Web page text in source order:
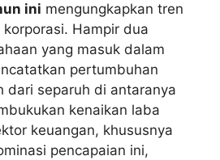
ini mengungkapkan tren
Hampir dua
yang masuk dalam
pertumbuhan
dari separuh di antaranya
kenaikan laba
keuangan, khususnya
pencapaian ini,